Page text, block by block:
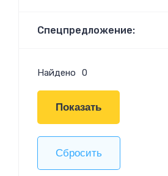
Спецпредложение:
Найдено 0
Показать
Сбросить